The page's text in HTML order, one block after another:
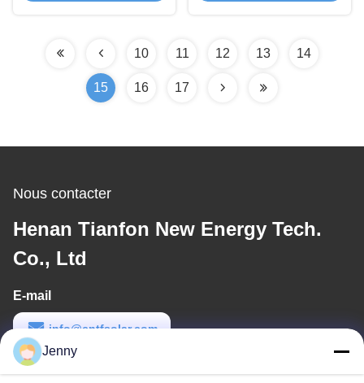
10 11 12 13 14
15 16 17
Nous contacter
Henan Tianfon New Energy Tech.
Co., Ltd
E-mail
info@cntfsolar.com
Temps de travail
Jenny